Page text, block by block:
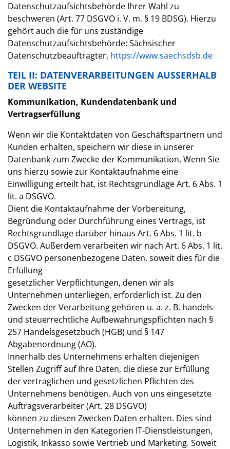
Datenschutzaufsichtsbehörde Ihrer Wahl zu
beschweren (Art. 77 DSGVO i. V. m. § 19 BDSG). Hierzu
gehört auch die für uns zuständige
Datenschutzaufsichtsbehörde: Sächsischer
Datenschutzbeauftragter, https://www.saechsdsb.de
TEIL II: DATENVERARBEITUNGEN AUSSERHALB D
ER WEBSITE
Kommunikation, Kundendatenbank und
Vertragserfüllung
Wenn wir die Kontaktdaten von Geschäftspartnern und
Kunden erhalten, speichern wir diese in unserer
Datenbank zum Zwecke der Kommunikation. Wenn Sie
uns hierzu sowie zur Kontaktaufnahme eine
Einwilligung erteilt hat, ist Rechtsgrundlage Art. 6 Abs. 1
lit. a DSGVO.
Dient die Kontaktaufnahme der Vorbereitung,
Begründung oder Durchführung eines Vertrags, ist
Rechtsgrundlage darüber hinaus Art. 6 Abs. 1 lit. b
DSGVO. Außerdem verarbeiten wir nach Art. 6 Abs. 1 lit.
c DSGVO personenbezogene Daten, soweit dies für die
Erfüllung
gesetzlicher Verpflichtungen, denen wir als
Unternehmen unterliegen, erforderlich ist. Zu den
Zwecken der Verarbeitung gehören u. a. z. B. handels-
und steuerrechtliche Aufbewahrungspflichten nach §
257 Handelsgesetzbuch (HGB) und § 147
Abgabenordnung (AO).
Innerhalb des Unternehmens erhalten diejenigen
Stellen Zugriff auf Ihre Daten, die diese zur Erfüllung
der vertraglichen und gesetzlichen Pflichten des
Unternehmens benötigen. Auch von uns eingesetzte
Auftragsverarbeiter (Art. 28 DSGVO)
können zu diesen Zwecken Daten erhalten. Dies sind
Unternehmen in den Kategorien IT-Dienstleistungen,
Logistik, Inkasso sowie Vertrieb und Marketing. Soweit